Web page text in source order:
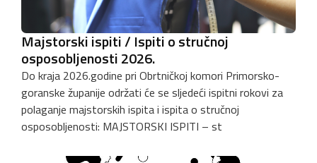
Majstorski ispiti / Ispiti o stručnoj
osposobljenosti 2026.
Do kraja 2026.godine pri Obrtničkoj komori Primorsko-
goranske županije održati će se sljedeći ispitni rokovi za
polaganje majstorskih ispita i ispita o stručnoj
osposobljenosti: MAJSTORSKI ISPITI – st